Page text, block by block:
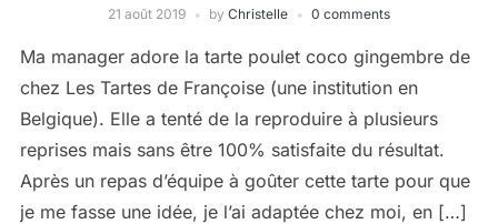
21 août 2019 by Christelle 0 comments
Ma manager adore la tarte poulet coco gingembre de
chez Les Tartes de Françoise (une institution en
Belgique). Elle a tenté de la reproduire à plusieurs
reprises mais sans être 100% satisfaite du résultat.
Après un repas d’équipe à goûter cette tarte pour que
je me fasse une idée, je l’ai adaptée chez moi, en […]